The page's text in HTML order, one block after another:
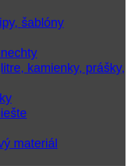
šablóny
kamienky, prášky,
materiál